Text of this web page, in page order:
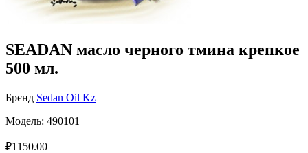
SEADAN масло черного тмина крепкое
500 мл.
Брєнд Sedan Oil Kz
Модель: 490101
₽1150.00